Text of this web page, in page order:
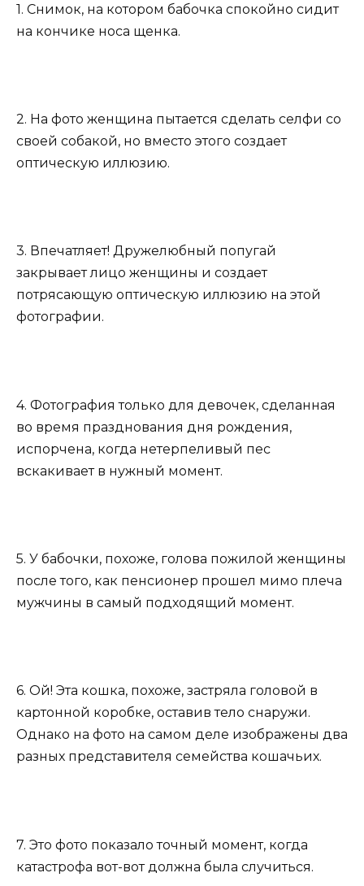
1. Снимок, на котором бабочка спокойно сидит
на кончике носа щенка.
2. На фото женщина пытается сделать селфи со
своей собакой, но вместо этого создает
оптическую иллюзию.
3. Впечатляет! Дружелюбный попугай
закрывает лицо женщины и создает
потрясающую оптическую иллюзию на этой
фотографии.
4. Фотография только для девочек, сделанная
во время празднования дня рождения,
испорчена, когда нетерпеливый пес
вскакивает в нужный момент.
5. У бабочки, похоже, голова пожилой женщины
после того, как пенсионер прошел мимо плеча
мужчины в самый подходящий момент.
6. Ой! Эта кошка, похоже, застряла головой в
картонной коробке, оставив тело снаружи.
Однако на фото на самом деле изображены два
разных представителя семейства кошачьих.
7. Это фото показало точный момент, когда
катастрофа вот-вот должна была случиться.